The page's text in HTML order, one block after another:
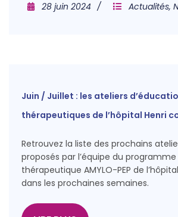
28 juin 2024 Actualités,
Juin / Juillet : les ateliers
thérapeutiques de l’hôpital Henri
Retrouvez la liste des prochains
proposés par l’équipe du
thérapeutique AMYLO-PEP de
dans les prochaines semaines.